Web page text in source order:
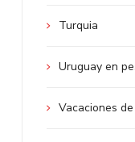
Turquia
Uruguay en
Vacaciones